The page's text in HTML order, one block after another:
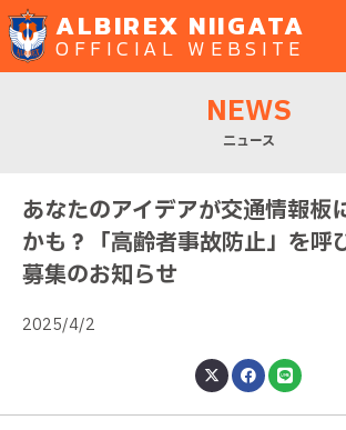
ALBIREX NIIGATA
OFFICIAL WEBSITE
NEWS
ニュース
あなたのアイデアが交通情報板
かも？「高齢者事故防止」を呼
募集のお知らせ
2025/4/2